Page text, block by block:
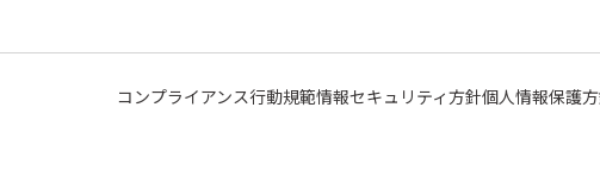
コンプライアンス行動規範情報セキュリティ方針個人情報保護